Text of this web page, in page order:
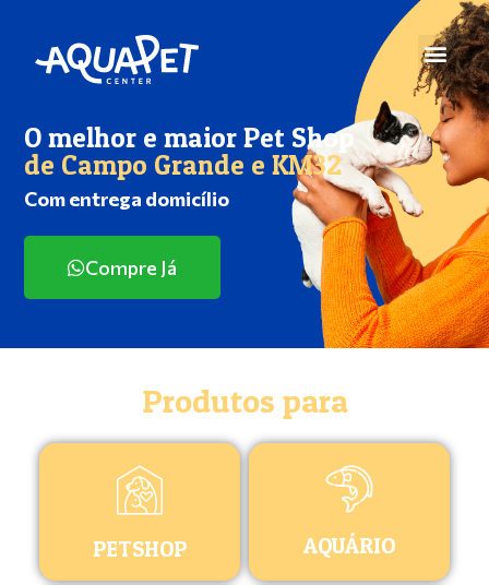
O melhor e maior Pet Shop
de Campo Grande e KM32
Com entrega domicílio
Compre Já
Produtos para
PETSHOP AQUÁRIO